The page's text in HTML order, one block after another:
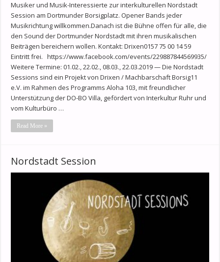
Musiker und Musik-Interessierte zur interkulturellen Nordstadt
Session am Dortmunder Borsigplatz. Opener Bands jeder
Musikrichtung willkommen.Danach ist die Bühne offen für alle, die
den Sound der Dortmunder Nordstadt mit ihren musikalischen
Beiträgen bereichern wollen. Kontakt: Drixen0157 75 00 14 59
Eintritt frei. https://www.facebook.com/events/229887844569935/
Weitere Termine: 01.02., 22.02., 08.03., 22.03.2019 — Die Nordstadt
Sessions sind ein Projekt von Drixen / Machbarschaft Borsig11
e.V. im Rahmen des Programms Aloha 103, mit freundlicher
Unterstützung der DO-BO Villa, gefördert von Interkultur Ruhr und
vom Kulturbüro …
Read More »
Nordstadt Session